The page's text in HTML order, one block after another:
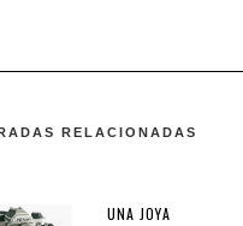
RELACIONADAS
UNA JOYA